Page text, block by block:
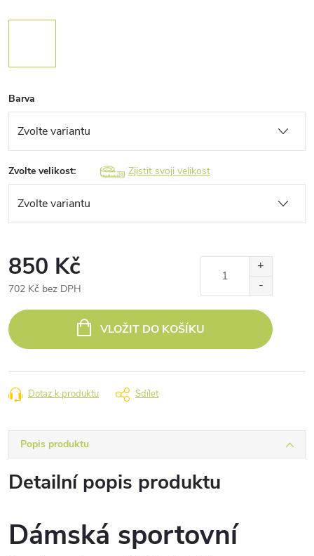
Barva
Zvolte velikost: Zjistit svoji velikost
850 Kč
702 Kč bez DPH
cena:
VLOŽIT DO KOŠÍKU
Dotaz k produktu Sdílet
Popis produktu
Detailní popis produktu
Dámská sportovní